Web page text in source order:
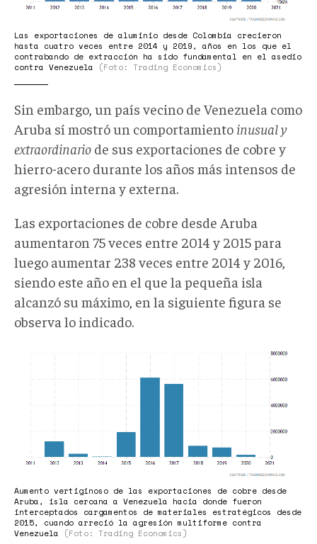
Las exportaciones de aluminio desde Colombia crecieron
hasta cuatro veces entre 2014 y 2019, años en los que el
contrabando de extracción ha sido fundamental en el asedio
contra Venezuela
(Foto: Trading Economics)
Sin embargo, un país vecino de Venezuela como
Aruba sí mostró un comportamiento inusual y
extraordinario de sus exportaciones de cobre y
hierro-acero durante los años más intensos de
agresión interna y externa.
Las exportaciones de cobre desde Aruba
aumentaron 75 veces entre 2014 y 2015 para
luego aumentar 238 veces entre 2014 y 2016,
siendo este año en el que la pequeña isla
alcanzó su máximo, en la siguiente figura se
observa lo indicado.
sabotaje004.png
Aumento vertiginoso de las exportaciones de cobre desde
Aruba, isla cercana a Venezuela hacia donde fueron
interceptados cargamentos de materiales estratégicos desde
2015, cuando arreció la agresión multiforme contra
Venezuela
(Foto: Trading Economics)